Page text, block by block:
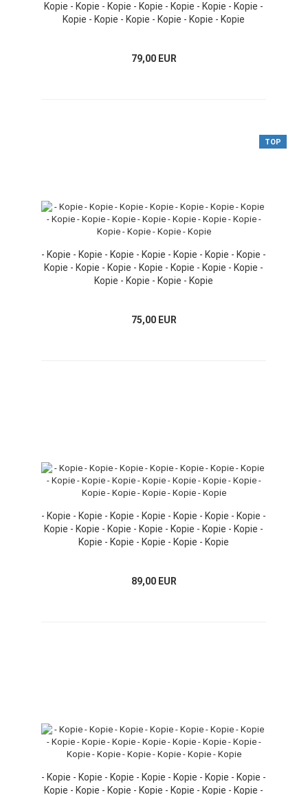
Kopie - Kopie - Kopie - Kopie - Kopie - Kopie - Kopie -
Kopie - Kopie - Kopie - Kopie - Kopie - Kopie
79,00 EUR
TOP
- Kopie - Kopie - Kopie - Kopie - Kopie - Kopie - Kopie -
Kopie - Kopie - Kopie - Kopie - Kopie - Kopie - Kopie -
Kopie - Kopie - Kopie - Kopie
75,00 EUR
- Kopie - Kopie - Kopie - Kopie - Kopie - Kopie - Kopie -
Kopie - Kopie - Kopie - Kopie - Kopie - Kopie - Kopie -
Kopie - Kopie - Kopie - Kopie - Kopie
89,00 EUR
- Kopie - Kopie - Kopie - Kopie - Kopie - Kopie - Kopie -
Kopie - Kopie - Kopie - Kopie - Kopie - Kopie - Kopie -